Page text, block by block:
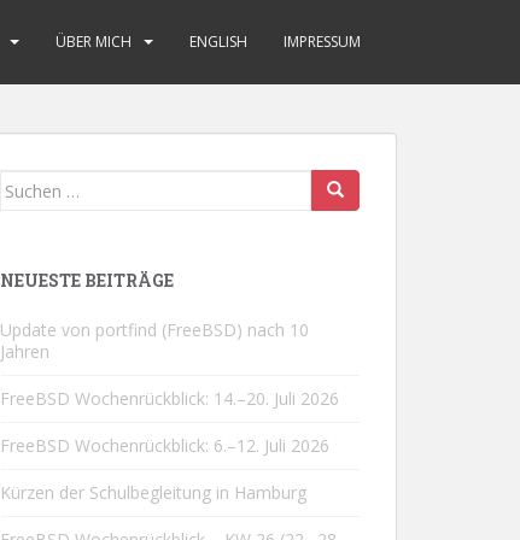
ÜBER MICH ENGLISH IMPRESSUM
Suchen
NEUESTE BEITRÄGE
Update von portfind (FreeBSD) nach 10
Jahren
FreeBSD Wochenrückblick: 14.–20. Juli 2026
FreeBSD Wochenrückblick: 6.–12. Juli 2026
Kürzen der Schulbegleitung in Hamburg